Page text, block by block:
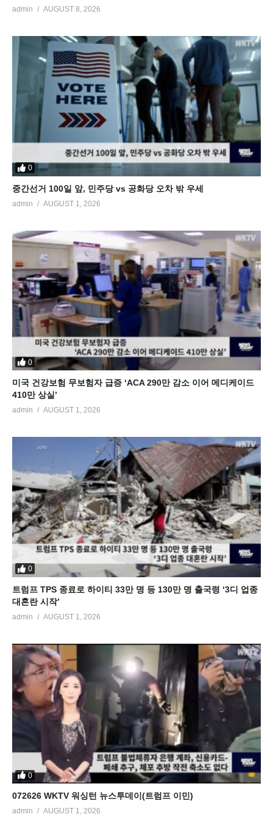
admin AUGUST 8, 2026
0
중간선거 100일 앞, 민주당 vs 공화당 오차 밖 우세
admin AUGUST 1, 2026
0
미국 건강보험 무보험자 급증 ‘ACA 290만 감소 이어 메디케이드
410만 상실’
admin AUGUST 1, 2026
0
트럼프 TPS 종료로 하이티 33만 명 등 130만 명 출국령 ‘3디 업종
대혼란 시작’
admin AUGUST 1, 2026
0
072626 WKTV 워싱턴 뉴스투데이(트럼프 이민)
admin AUGUST 1, 2026